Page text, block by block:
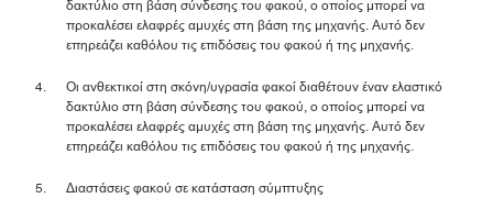
δακτύλιο στη βάση σύνδεσης του φακού, ο οποίος μπορεί να
προκαλέσει ελαφρές αμυχές στη βάση της μηχανής. Αυτό δεν
επηρεάζει καθόλου τις επιδόσεις του φακού ή της μηχανής.
Οι ανθεκτικοί στη σκόνη/υγρασία φακοί διαθέτουν έναν ελαστικό
δακτύλιο στη βάση σύνδεσης του φακού, ο οποίος μπορεί να
προκαλέσει ελαφρές αμυχές στη βάση της μηχανής. Αυτό δεν
επηρεάζει καθόλου τις επιδόσεις του φακού ή της μηχανής.
Διαστάσεις φακού σε κατάσταση σύμπτυξης